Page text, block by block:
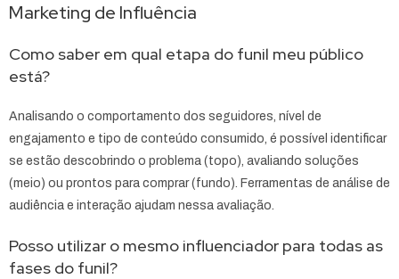
Marketing de Influência
Como saber em qual etapa do funil meu público
está?
Analisando o comportamento dos seguidores, nível de
engajamento e tipo de conteúdo consumido, é possível identificar
se estão descobrindo o problema (topo), avaliando soluções
(meio) ou prontos para comprar (fundo). Ferramentas de análise de
audiência e interação ajudam nessa avaliação.
Posso utilizar o mesmo influenciador para todas as
fases do funil?